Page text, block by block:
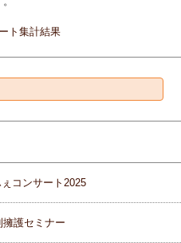
ト集計結果
コンサート2025
擁護セミナー